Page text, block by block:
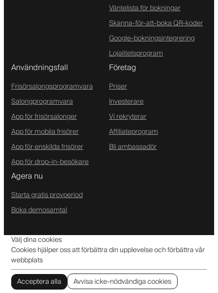
Väntelista för bokningar
Skanna-för-att-boka QR-koder
Google-bokningsintegrering
Lojalitetsprogram
Användningsfall
Frisörsalongsprogramvara
Salongprogramvara
App för frisörsalonger
App för mobila frisörer
App för enskilda frisörer
App för drop-in-besökare
Företag
Priser
Investerare
Vi rekryterar
Affiliateprogram
Bli ambassadör
Agera nu
Starta gratis provperiod
Boka demosamtal
Välj dina cookies
Cookies hjälper oss att förbättra din upplevelse och förbättra vår
webbplats
Acceptera alla
Avvisa icke-nödvändiga cookies